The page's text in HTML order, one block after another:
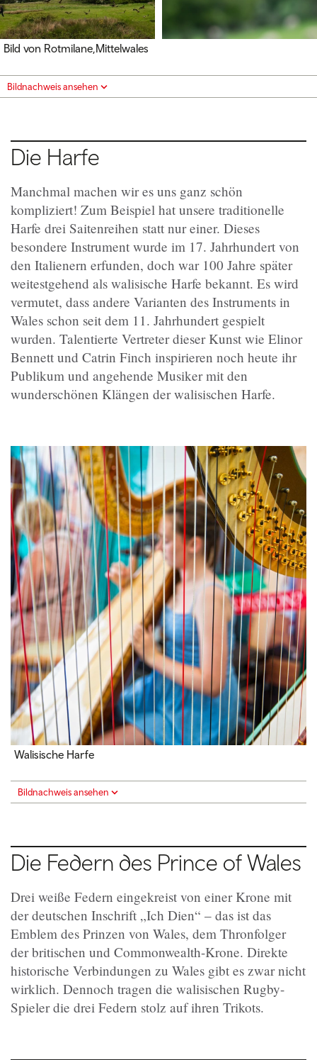
Bild von Rotmilane,Mittelwales
Bildnachweis ansehen
Die Harfe
Manchmal machen wir es uns ganz schön
kompliziert! Zum Beispiel hat unsere traditionelle
Harfe drei Saitenreihen statt nur einer. Dieses
besondere Instrument wurde im 17. Jahrhundert von
den Italienern erfunden, doch war 100 Jahre später
weitestgehend als walisische Harfe bekannt. Es wird
vermutet, dass andere Varianten des Instruments in
Wales schon seit dem 11. Jahrhundert gespielt
wurden. Talentierte Vertreter dieser Kunst wie Elinor
Bennett und Catrin Finch inspirieren noch heute ihr
Publikum und angehende Musiker mit den
wunderschönen Klängen der walisischen Harfe.
Walisische Harfe
Bildnachweis ansehen
Die Federn des Prince of Wales
Drei weiße Federn eingekreist von einer Krone mit
der deutschen Inschrift „Ich Dien“ – das ist das
Emblem des Prinzen von Wales, dem Thronfolger
der britischen und Commonwealth-Krone. Direkte
historische Verbindungen zu Wales gibt es zwar nicht
wirklich. Dennoch tragen die walisischen Rugby-
Spieler die drei Federn stolz auf ihren Trikots.